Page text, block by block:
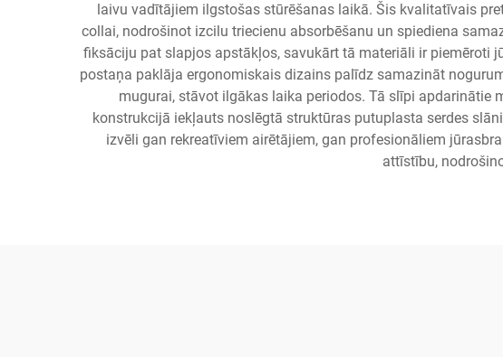
laivu vadītājiem ilgstošas stūrēšanas laikā. Šis kvalitatīvais
collai, nodrošinot izcilu triecienu absorbēšanu un spiediena
fiksāciju pat slapjos apstākļos, savukārt tā materiāli ir piemēroti
postaņa paklāja ergonomiskais dizains palīdz samazināt
mugurai, stāvot ilgākas laika periodos. Tā slīpi apdarinātie
konstrukcijā iekļauts noslēgtā struktūras putuplasta serdes
izvēli gan rekreatīviem airētājiem, gan profesionāliem
attīstību,